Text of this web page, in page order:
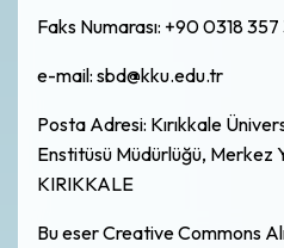
Faks Numarası: +90 0318 357
e-mail: sbd@kku.edu.tr
Posta Adresi: Kırıkkale
Enstitüsü Müdürlüğü, Merkez
KIRIKKALE
Bu eser Creative Commons